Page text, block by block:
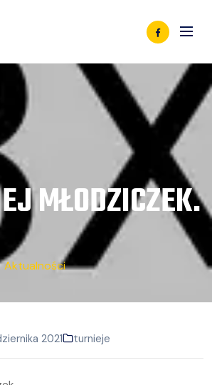
MŁODZICZEK.
Aktualności
2021 turnieje